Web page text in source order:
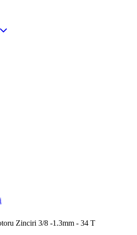
Zinciri 3/8 -1.3mm - 34 T